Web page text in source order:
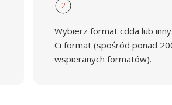
2
Wybierz format cdda lub
Ci format (spośród ponad
wspieranych formatów).